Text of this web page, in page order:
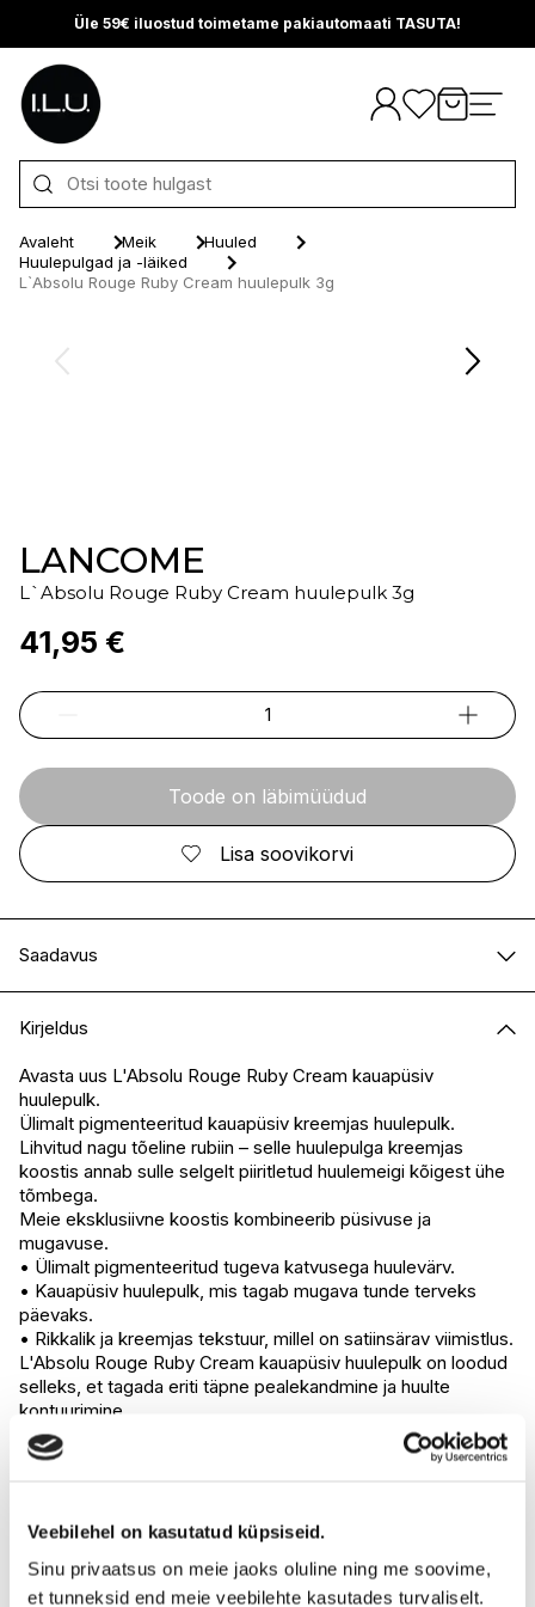
Veebilehel on kasutatud küpsiseid.
Sinu privaatsus on meie jaoks oluline ning me soovime,
et tunneksid end meie veebilehte kasutades turvaliselt.
Üle 59€ iluostud toimetame pakiautomaati TASUTA!
Otse sisu juurde
Avaleht Meik
Huuled
Huulepulgad ja -läiked
L`Absolu Rouge Ruby Cream huulepulk 3g
LANCOME
L`Absolu Rouge Ruby Cream huulepulk 3g
41,95 €
Toode on läbimüüdud
Lisa soovikorvi
Saadavus
I.L.U. Kristiine
I.L.U. Ülemiste
Ei ole saadaval
I.L.U. Rocca
I.L.U. Lõunakeskus
Ei ole saadaval
I.L.U. Pärnu
Ei ole saadaval
Kirjeldus
Avasta uus L'Absolu Rouge Ruby Cream kauapüsiv
huulepulk.
Ülimalt pigmenteeritud kauapüsiv kreemjas huulepulk.
Lihvitud nagu tõeline rubiin – selle huulepulga kreemjas
koostis annab sulle selgelt piiritletud huulemeigi kõigest ühe
tõmbega.
Meie eksklusiivne koostis kombineerib püsivuse ja
mugavuse.
• Ülimalt pigmenteeritud tugeva katvusega huulevärv.
• Kauapüsiv huulepulk, mis tagab mugava tunde terveks
päevaks.
• Rikkalik ja kreemjas tekstuur, millel on satiinsärav viimistlus.
L'Absolu Rouge Ruby Cream kauapüsiv huulepulk on loodud
selleks, et tagada eriti täpne pealekandmine ja huulte
kontuurimine.
Alusta huulte kontuurimisega, kasutades huulepulga otsa.
Seejärel kanna huulepulka otse huultele, kasutades pulga
värvimist isegi pärast mitut nädalat.
sisaldab +25% rohkem pigmente kui klassikaline L'Absolu
Rouge.